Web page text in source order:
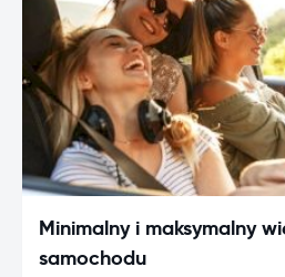
Minimalny i maksymalny
samochodu